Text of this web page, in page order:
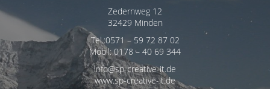
Zedernweg 12
32429 Minden
Tel.:0571 – 59 72 87 02
Mobil: 0178 – 40 69 344
info@sp-creative-it.de
www.sp-creative-it.de